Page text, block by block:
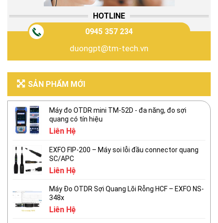
HOTLINE
0945 357 234
duongpt@tm-tech.vn
SẢN PHẨM MỚI
Máy đo OTDR mini TM-52D - đa năng, đo sợi
quang có tín hiệu
Liên Hệ
EXFO FIP-200 – Máy soi lỗi đầu connector quang
SC/APC
Liên Hệ
Máy Đo OTDR Sợi Quang Lõi Rỗng HCF – EXFO NS-
348x
Liên Hệ